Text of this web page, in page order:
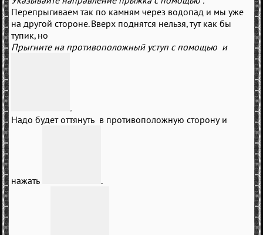
Перепрыгиваем так по камням через водопад и мы уже
на другой стороне. Вверх поднятся нельзя, тут как бы
тупик, но
Прыгните на противоположный уступ с помощью и
.
Надо будет оттянуть в противоположную сторону и
нажать .